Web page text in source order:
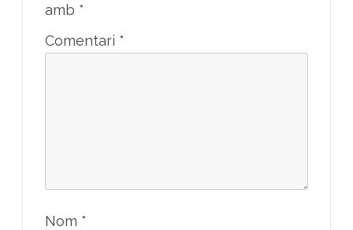
amb *
Comentari *
Nom *